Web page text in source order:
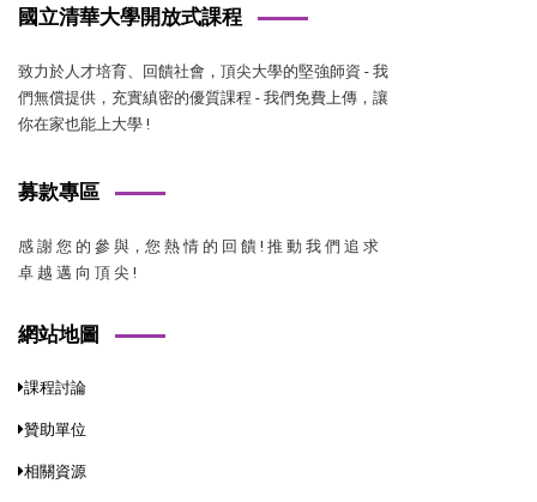
國立清華大學開放式課程
致力於人才培育、回饋社會，頂尖大學的堅強師資 - 我
們無償提供，充實縝密的優質課程 - 我們免費上傳，讓
你在家也能上大學 !
募款專區
感 謝 您 的 參 與，您 熱 情 的 回 饋 ! 推 動 我 們 追 求
卓 越 邁 向 頂 尖 !
網站地圖
課程討論
贊助單位
相關資源